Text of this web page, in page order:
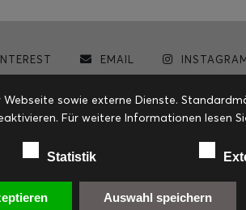
EMAIL
sowie externe Dienste.
Für weitere Informationen lesen
Statistik
Auswahl speichern